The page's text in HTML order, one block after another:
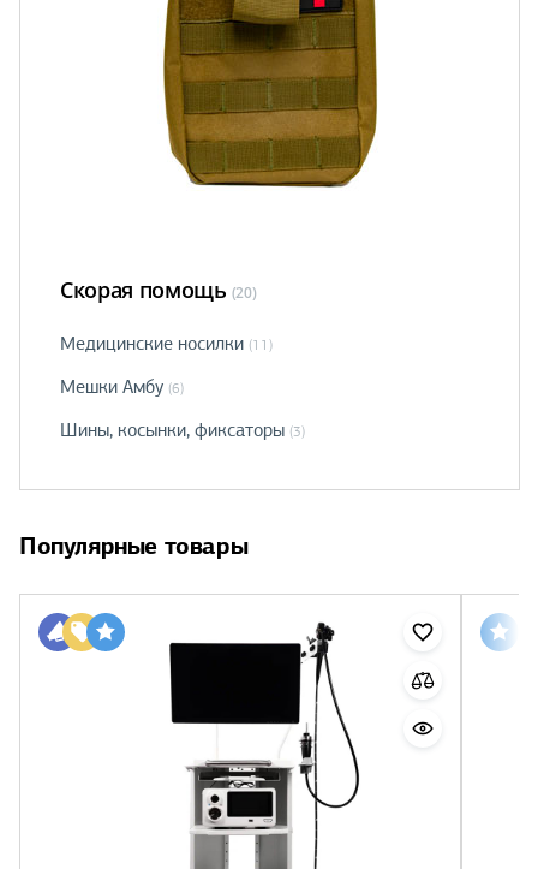
Скорая помощь (20)
Медицинские носилки (11)
Мешки Амбу (6)
Шины, косынки, фиксаторы (3)
Популярные товары